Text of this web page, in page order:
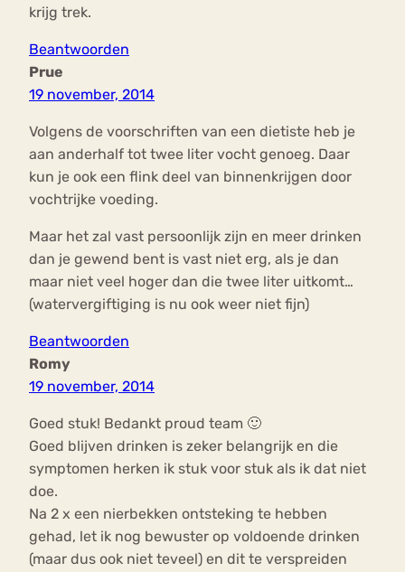
krijg trek.
Beantwoorden
Prue
19 november, 2014
Volgens de voorschriften van een dietiste heb je
aan anderhalf tot twee liter vocht genoeg. Daar
kun je ook een flink deel van binnenkrijgen door
vochtrijke voeding.
Maar het zal vast persoonlijk zijn en meer drinken
dan je gewend bent is vast niet erg, als je dan
maar niet veel hoger dan die twee liter uitkomt…
(watervergiftiging is nu ook weer niet fijn)
Beantwoorden
Romy
19 november, 2014
Goed stuk! Bedankt proud team 🙂
Goed blijven drinken is zeker belangrijk en die
symptomen herken ik stuk voor stuk als ik dat niet
doe.
Na 2 x een nierbekken ontsteking te hebben
gehad, let ik nog bewuster op voldoende drinken
(maar dus ook niet teveel) en dit te verspreiden